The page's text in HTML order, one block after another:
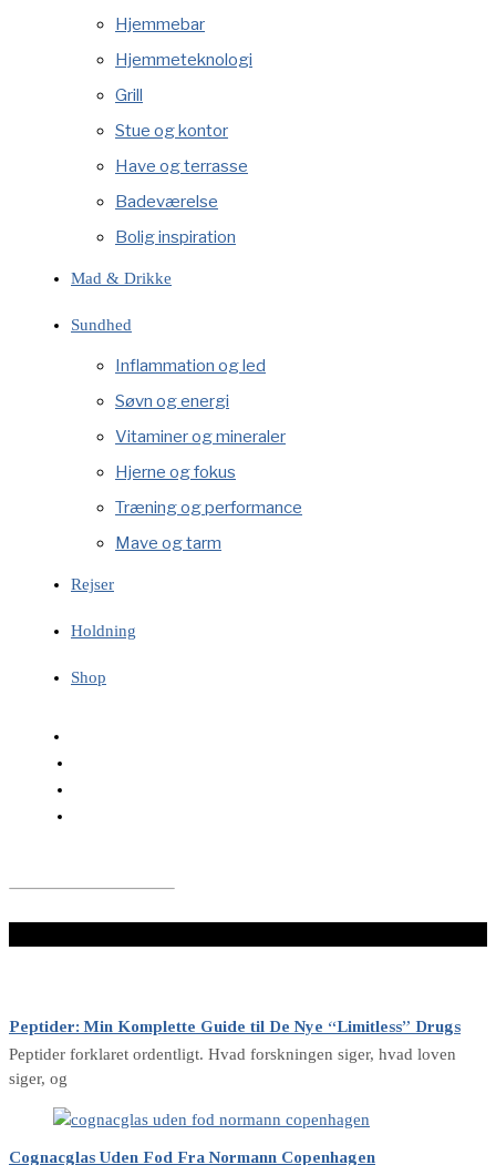
Hjemmebar
Hjemmeteknologi
Grill
Stue og kontor
Have og terrasse
Badeværelse
Bolig inspiration
Mad & Drikke
Sundhed
Inflammation og led
Søvn og energi
Vitaminer og mineraler
Hjerne og fokus
Træning og performance
Mave og tarm
Rejser
Holdning
Shop
Peptider: Min Komplette Guide til De Nye “Limitless” Drugs
Peptider forklaret ordentligt. Hvad forskningen siger, hvad loven
siger, og
Cognacglas Uden Fod Fra Normann Copenhagen